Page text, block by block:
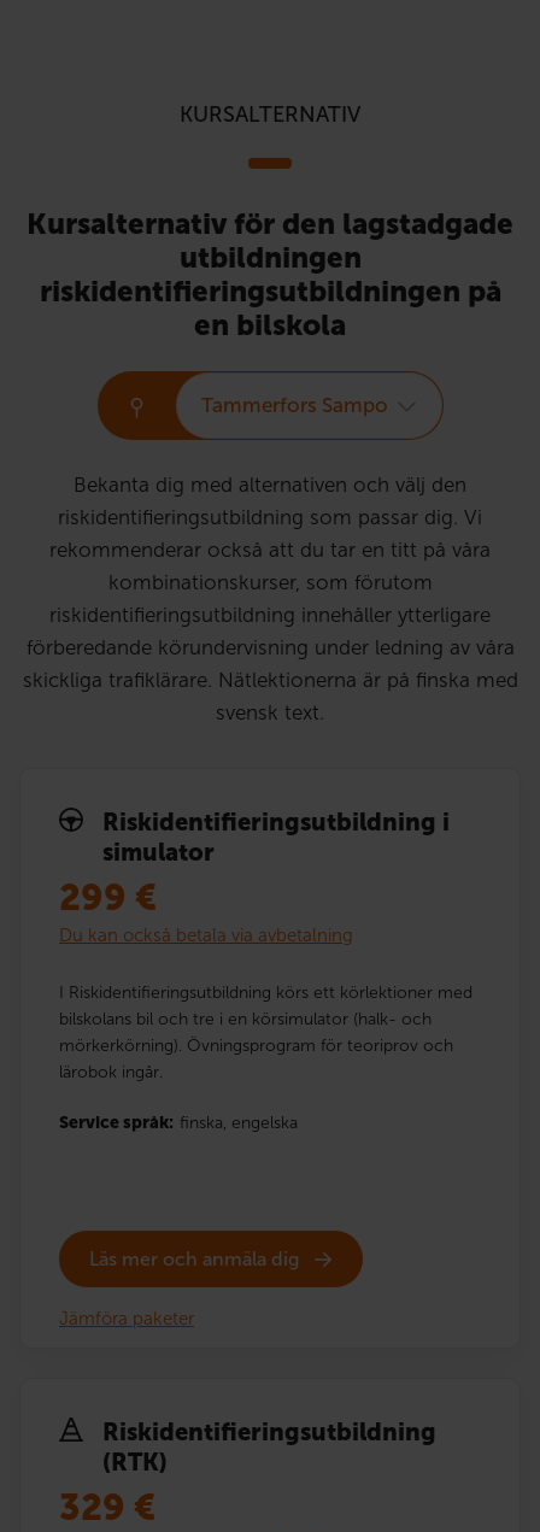
KURSALTERNATIV
Kursalternativ för den lagstadgade
utbildningen
riskidentifieringsutbildningen på
en bilskola
Tammerfors Sampo
Bekanta dig med alternativen och välj den
riskidentifieringsutbildning som passar dig. Vi
rekommenderar också att du tar en titt på våra
kombinationskurser, som förutom
riskidentifieringsutbildning innehåller ytterligare
förberedande körundervisning under ledning av våra
skickliga trafiklärare. Nätlektionerna är på finska med
svensk text.
Risk­identi­fierings­utbildning i
simulator
299 €
Du kan också betala via avbetalning
I Riskidentifieringsutbildning körs ett körlektioner med
bilskolans bil och tre i en körsimulator (halk- och
mörkerkörning). Övningsprogram för teoriprov och
lärobok ingår.
Service språk: finska, engelska
Läs mer och anmäla dig
Jämföra paketer
Risk­identi­fierings­utbildning
(RTK)
329 €